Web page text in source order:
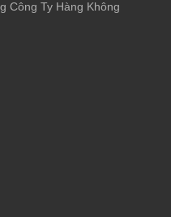
Công Ty Hàng Không